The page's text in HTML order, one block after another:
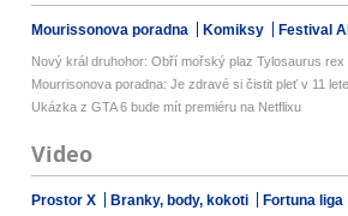
Mourissonova poradna Komiksy Festival
Nový král druhohor: Obří mořský plaz Tylosaurus rex
Mourrisonova poradna: Je zdravé si čistit pleť v 11
Ukázka z GTA 6 bude mít premiéru na Netflixu
Video
Prostor X Branky, body, kokoti Fortuna liga